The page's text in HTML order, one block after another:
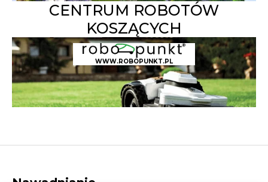
CENTRUM ROBOTÓW
KOSZĄCYCH
WWW.ROBOPUNKT.PL